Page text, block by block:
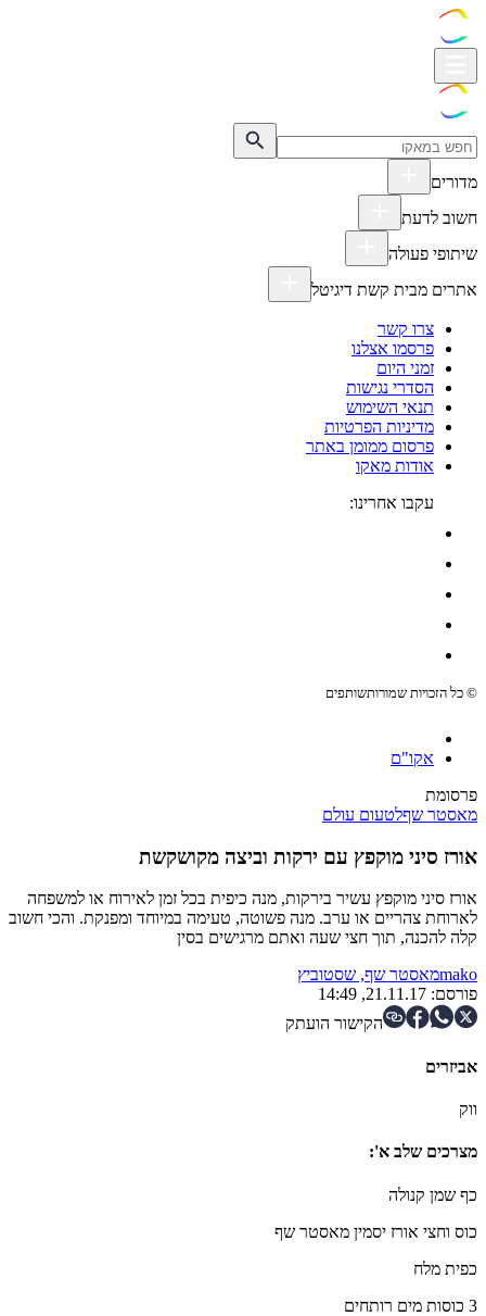
מדורים
חשוב לדעת
שיתופי פעולה
אתרים מבית קשת דיגיטל
צרו קשר
פרסמו אצלנו
זמני היום
הסדרי נגישות
תנאי השימוש
מדיניות הפרטיות
פרסום ממומן באתר
אודות מאקו
עקבו אחרינו:
© כל הזכויות שמורותשותפים
אקו"ם
פרסומת
מאסטר שףלטעום עולם
אורז סיני מוקפץ עם ירקות וביצה מקושקשת
אורז סיני מוקפץ עשיר בירקות, מנה כיפית בכל זמן לאירוח או למשפחה
לארוחת צהריים או ערב. מנה פשוטה, טעימה במיוחד ומפנקת. והכי חשוב
קלה להכנה, תוך חצי שעה ואתם מרגישים בסין
makoמאסטר שף, שסטוביץ
פורסם: 21.11.17, 14:49
הקישור הועתק
אביזרים
ווק
מצרכים שלב א':
כף שמן קנולה
כוס וחצי אורז יסמין מאסטר שף
כפית מלח
3 כוסות מים רותחים